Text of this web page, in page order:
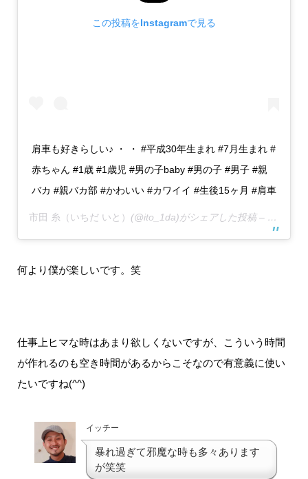
この投稿をInstagramで見る
肩車も好きらしい♪ ・ ・ #平成30年生まれ #7月生まれ #
赤ちゃん #1歳 #1歳児 #男の子baby #男の子 #男子 #親
バカ #親バカ部 #かわいい #カワイイ #生後15ヶ月 #肩車
市田 糸（いちだ いと） (@ito_1da)がシェアした投稿 – 2019年
何より僕が楽しいです。笑
仕事上ヒマな時はあまり欲しくないですが、こういう時間
が作れるのも空き時間があるからこそなので有意義に使い
たいですね(^^)
イッチー
暴れ過ぎて邪魔な時も多々あります
が笑笑